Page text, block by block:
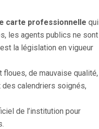
carte professionnelle qui
les agents publics ne sont
la législation en vigueur
floues, de mauvaise qualité,
des calendriers soignés,
de l’institution pour